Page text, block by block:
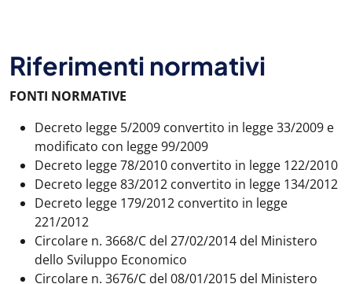
Riferimenti normativi
FONTI NORMATIVE
Decreto legge 5/2009 convertito in legge 33/2009 e
modificato con legge 99/2009
Decreto legge 78/2010 convertito in legge 122/2010
Decreto legge 83/2012 convertito in legge 134/2012
Decreto legge 179/2012 convertito in legge
221/2012
Circolare n. 3668/C del 27/02/2014 del Ministero
dello Sviluppo Economico
Circolare n. 3676/C del 08/01/2015 del Ministero